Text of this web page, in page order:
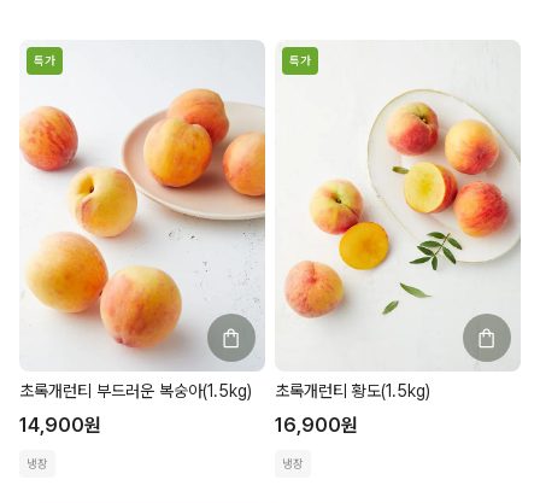
특가
초록개런티 부드러운 복숭아(1.5kg)
14,900원
냉장
특가
초록개런티 황도(1.5kg)
16,900원
냉장